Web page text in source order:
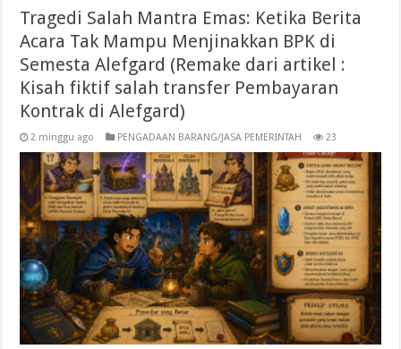
Tragedi Salah Mantra Emas: Ketika Berita
Acara Tak Mampu Menjinakkan BPK di
Semesta Alefgard (Remake dari artikel :
Kisah fiktif salah transfer Pembayaran
Kontrak di Alefgard)
2 minggu ago PENGADAAN BARANG/JASA PEMERINTAH 23